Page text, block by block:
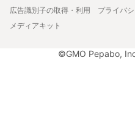
広告識別子の取得・利用
プライバ
メディアキット
©GMO Pepabo,